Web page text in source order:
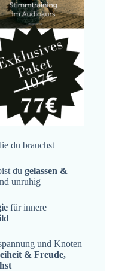
du brauchst
du gelassen &
unruhig
für innere
und Knoten
& Freude,